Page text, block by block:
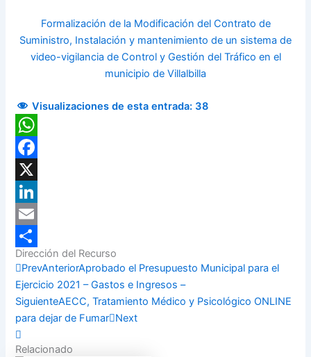
Formalización de la Modificación del Contrato de
Suministro, Instalación y mantenimiento de un sistema de
video-vigilancia de Control y Gestión del Tráfico en el
municipio de Villalbilla
Visualizaciones de esta entrada: 38
WhatsApp
Facebook
X
LinkedIn
Email
Compartir
Dirección del Recurso
PrevAnteriorAprobado el Presupuesto Municipal para el
Ejercicio 2021 – Gastos e Ingresos –
SiguienteAECC, Tratamiento Médico y Psicológico ONLINE
para dejar de Fumar Next
Relacionado